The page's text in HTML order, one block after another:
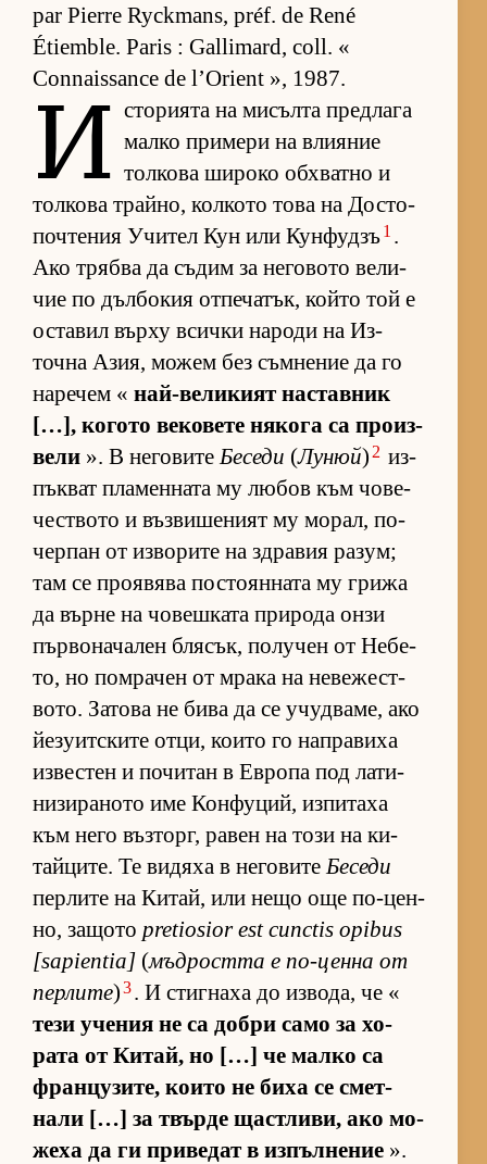
par Pierre Ryckmans, préf. de René
Étiemble. Paris : Gallimard, coll. «
Connaissance de l’Orient », 1987.
И с­то­ри­ята на ми­сълта пред­лага
малко при­мери на вли­я­ние
тол­кова ши­роко об­х­ватно и
тол­кова трай­но, кол­кото това на Дос­то­
поч­те­ния Учи­тел Кун или Кун­фу­дзъ1 .
Ако трябва да съ­дим за не­го­вото ве­ли­
чие по дъл­бо­кия от­пе­ча­тък, който той е
ос­та­вил върху всички на­роди на Из­
точна Азия, мо­жем без съм­не­ние да го
на­ре­чем « най-ве­ли­кият нас­тав­ник
[…], ко­гото ве­ко­вете ня­кога са про­из­
вели ». В не­го­вите Беседи (Лунюй) 2 из­
пък­ват пла­мен­ната му лю­бов към чо­ве­
чес­т­вото и въз­ви­ше­ният му мо­рал, по­
чер­пан от из­во­рите на здра­вия ра­зум;
там се про­я­вява пос­то­ян­ната му грижа
да върне на чо­веш­ката при­рода онзи
пър­во­на­ча­лен бля­сък, по­лу­чен от Не­бе­
то, но пом­ра­чен от мрака на не­ве­жес­т­
во­то. За­това не бива да се учуд­ва­ме, ако
йе­зу­ит­с­ките от­ци, ко­ито го нап­ра­виха
из­вес­тен и по­чи­тан в Ев­ропа под ла­ти­
ни­зи­ра­ното име Кон­фу­ций, из­пи­таха
към него въз­торг, ра­вен на този на ки­
тай­ци­те. Те ви­дяха в не­го­вите Беседи
пер­лите на Ки­тай, или нещо още по-цен­
но, за­щото pretiosior est cunctis opibus
[sapientia] (мъд­ростта е по-ценна от
пер­лите)3. И стиг­наха до из­во­да, че «
тези уче­ния не са добри само за хо­
рата от Ки­тай, но […] че малко са
фран­цу­зи­те, ко­ито не биха се смет­
нали […] за твърде щас­т­ли­ви, ако мо­
жеха да ги при­ве­дат в из­пъл­не­ние ».